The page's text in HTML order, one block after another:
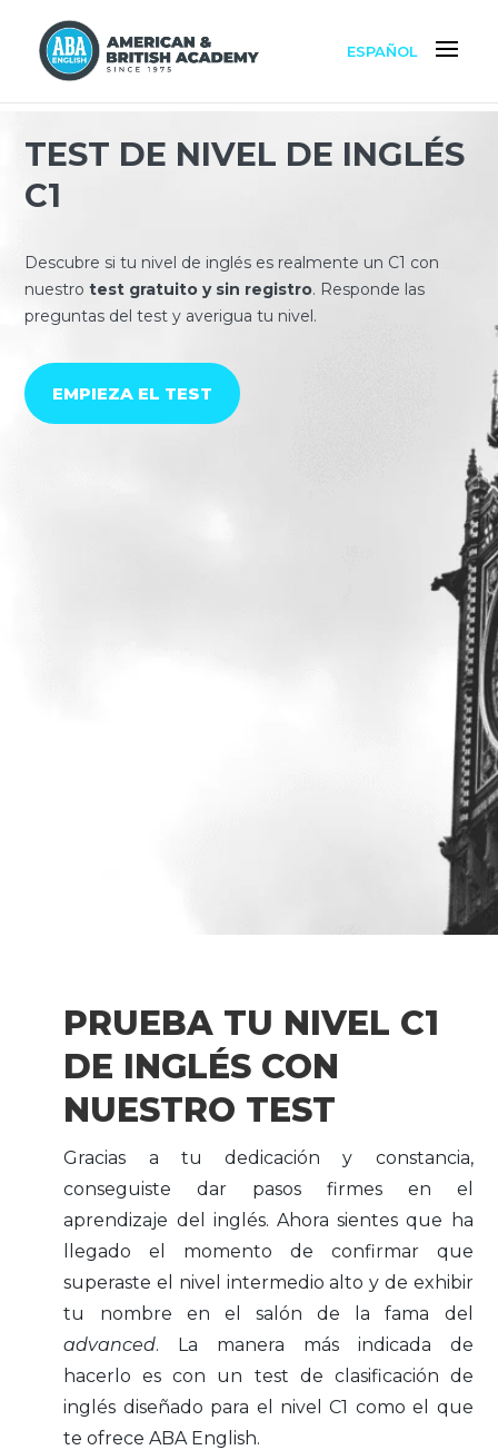
ESPAÑOL
TEST DE NIVEL DE INGLÉS
C1
Descubre si tu nivel de inglés es realmente un C1 con
nuestrotest gratuito y sin registro. Responde las
preguntas del test y averigua tu nivel.
EMPIEZA EL TEST
PRUEBA TU NIVEL C1
DE INGLÉS CON
NUESTRO TEST
Gracias a tu dedicación y constancia,
conseguiste dar pasos firmes en el
aprendizaje del inglés. Ahora sientes que ha
llegado el momento de confirmar que
superaste el nivel intermedio alto y de exhibir
tu nombre en el salón de la fama del
advanced. La manera más indicada de
hacerlo es con un test de clasificación de
inglés diseñado para el nivel C1 como el que
te ofrece ABA English.